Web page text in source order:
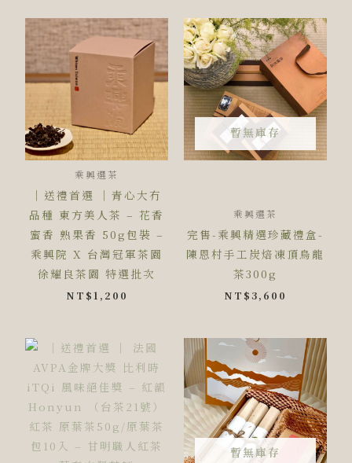
乘興選茶
｜送禮首選 ｜青心大冇
品種 東方美人茶 – 花香
蜜香 熟果香 50g包裝 –
乘興院 X 台灣冠軍茶園
徐耀良茶園 特選批次
NT$1,200
暫無庫存
乘興選茶
完售-乘興精選珍藏禮盒-
陳恩村手工炭焙凍頂烏龍
茶300g
NT$3,600
價
格
範
圍：
NT$500
到
NT$700
暫無庫存